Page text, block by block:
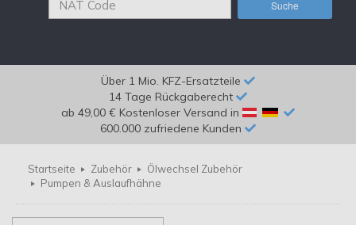
Suche
Über 1 Mio. KFZ-Ersatzteile
14 Tage Rückgaberecht
ab 49,00 € Kostenloser Versand in
600.000 zufriedene Kunden
Startseite Zubehör
Ölwechsel Zubehör
Pumpen & Auslaufhähne